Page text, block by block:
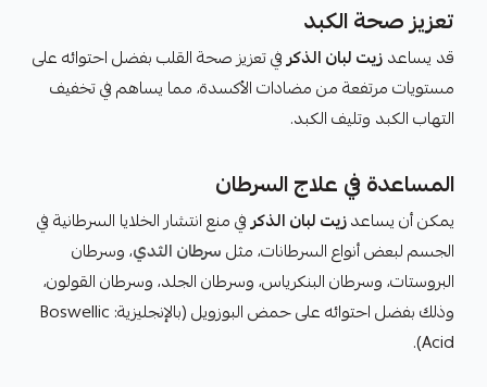
تعزيز صحة الكبد
قد يساعدزيت لبان الذكرفي تعزيز صحة القلب بفضل احتوائه على
مستويات مرتفعة من مضادات الأكسدة، مما يساهم في تخفيف
التهاب الكبد وتليف الكبد.
المساعدة في علاج السرطان
يمكن أن يساعدزيت لبان الذكرفي منع انتشار الخلايا السرطانية في
الجسم لبعض أنواع السرطانات، مثلسرطان الثدي، وسرطان
البروستات، وسرطان البنكرياس، وسرطان الجلد، وسرطان القولون،
وذلك بفضل احتوائه على حمض البوزويل (بالإنجليزية: Boswellic
Acid).